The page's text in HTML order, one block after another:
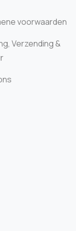
voorwaarden
Verzending &